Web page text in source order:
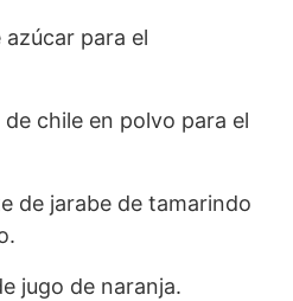
para el
chile en polvo para el
de jarabe de tamarindo
jugo de naranja.